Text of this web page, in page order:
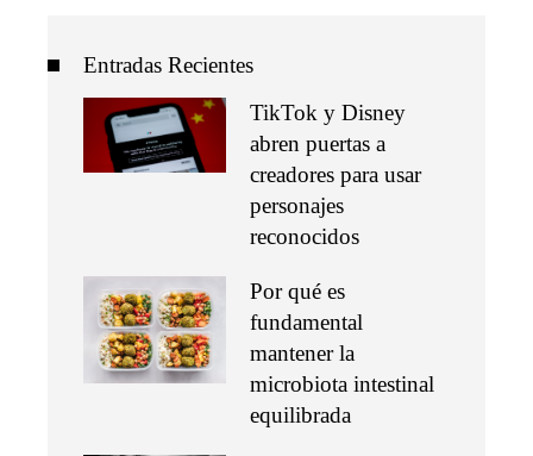
Entradas Recientes
TikTok y Disney
abren puertas a
creadores para usar
personajes
reconocidos
Por qué es
fundamental
mantener la
microbiota intestinal
equilibrada